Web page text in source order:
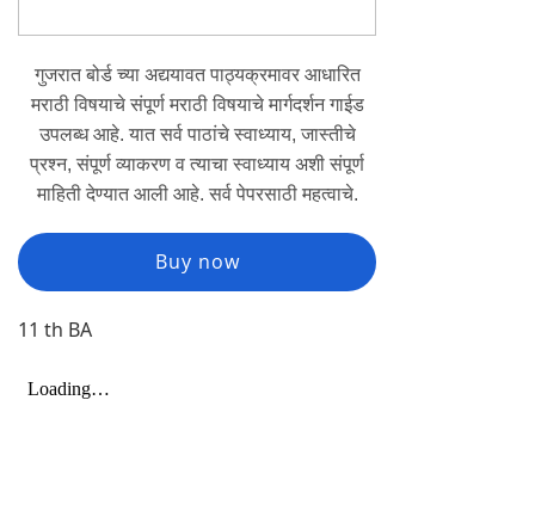
गुजरात बोर्ड च्या अद्ययावत पाठ्यक्रमावर आधारित
मराठी विषयाचे संपूर्ण मराठी विषयाचे मार्गदर्शन गाईड
उपलब्ध आहे. यात सर्व पाठांचे स्वाध्याय, जास्तीचे
प्रश्न, संपूर्ण व्याकरण व त्याचा स्वाध्याय अशी संपूर्ण
माहिती देण्यात आली आहे. सर्व पेपरसाठी महत्वाचे.
Buy now
11 th BA